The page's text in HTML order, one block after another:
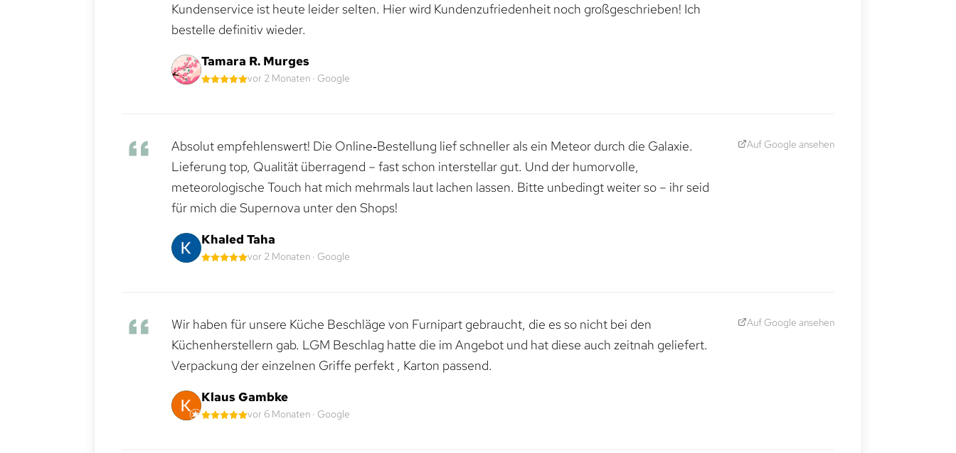
Kundenservice ist heute leider selten. Hier wird Kundenzufriedenheit noch großgeschrieben! Ich
bestelle definitiv wieder.
Tamara R. Murges
vor 2 Monaten · Google
Absolut empfehlenswert! Die Online‑Bestellung lief schneller als ein Meteor durch die Galaxie.
Lieferung top, Qualität überragend – fast schon interstellar gut. Und der humorvolle,
meteorologische Touch hat mich mehrmals laut lachen lassen. Bitte unbedingt weiter so – ihr seid
für mich die Supernova unter den Shops!
Khaled Taha
vor 2 Monaten · Google
Auf Google ansehen
Wir haben für unsere Küche Beschläge von Furnipart gebraucht, die es so nicht bei den
Küchenherstellern gab. LGM Beschlag hatte die im Angebot und hat diese auch zeitnah geliefert.
Verpackung der einzelnen Griffe perfekt , Karton passend.
Klaus Gambke
vor 6 Monaten · Google
Auf Google ansehen